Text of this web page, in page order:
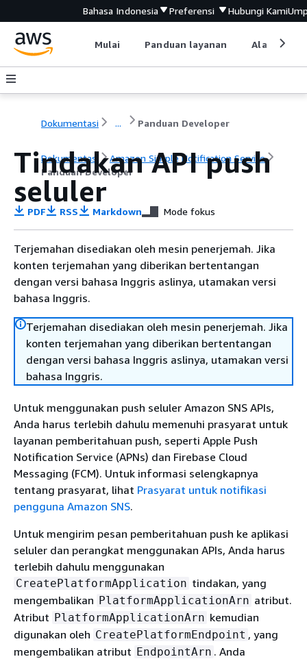
Bahasa Indonesia Preferensi Hubungi Kami
Mulai Panduan layanan Alat
Dokumentasi ... Panduan Developer
Dokumentasi
Amazon Simple Notification Service
Panduan Developer
Tindakan API push
seluler
PDF RSS Markdown Mode fokus
Terjemahan disediakan oleh mesin penerjemah. Jika
konten terjemahan yang diberikan bertentangan
dengan versi bahasa Inggris aslinya, utamakan versi
bahasa Inggris.
Terjemahan disediakan oleh mesin penerjemah. Jika
konten terjemahan yang diberikan bertentangan
dengan versi bahasa Inggris aslinya, utamakan versi
bahasa Inggris.
Untuk menggunakan push seluler Amazon SNS APIs,
Anda harus terlebih dahulu memenuhi prasyarat untuk
layanan pemberitahuan push, seperti Apple Push
Notification Service (APNs) dan Firebase Cloud
Messaging (FCM). Untuk informasi selengkapnya
tentang prasyarat, lihat Prasyarat untuk notifikasi
pengguna Amazon SNS.
Untuk mengirim pesan pemberitahuan push ke aplikasi
seluler dan perangkat menggunakan APIs, Anda harus
terlebih dahulu menggunakan
CreatePlatformApplication tindakan, yang
mengembalikan PlatformApplicationArn atribut.
Atribut PlatformApplicationArn kemudian
digunakan oleh CreatePlatformEndpoint , yang
mengembalikan atribut EndpointArn . Anda